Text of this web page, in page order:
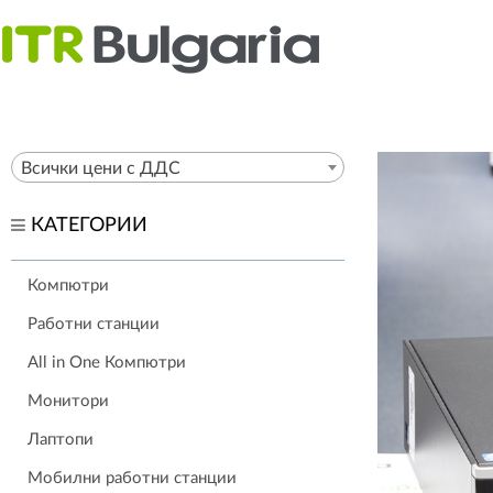
Всички цени с ДДС
КАТЕГОРИИ
Компютри
Работни станции
All in One Компютри
Монитори
Лаптопи
Мобилни работни станции